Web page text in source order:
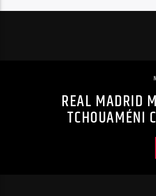
REAL MADRID
TCHOUAMÉNI